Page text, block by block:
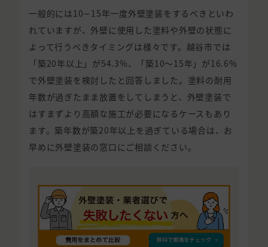
一般的には10∼15年一度外壁塗装をするべきといわ
れていますが、外壁に使用した塗料や外壁の状態に
よって行うべきタイミングは様々です。越谷市では
「築20年以上」が54.3%、「築10〜15年」が16.6%
で外壁塗装を検討したと回答しました。塗料の耐用
年数が過ぎたまま放置をしてしまうと、外壁塗装で
はすまずより高額な施工が必要になるケースもあり
ます。築年数が築20年以上を過ぎている場合は、お
早めに外壁塗装の窓口にご相談ください。